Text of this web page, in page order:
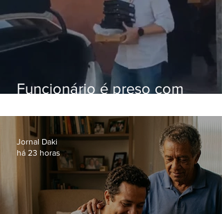
Funcionário é preso com
Hospital do Andaraí
Jornal Daki
há 23 horas